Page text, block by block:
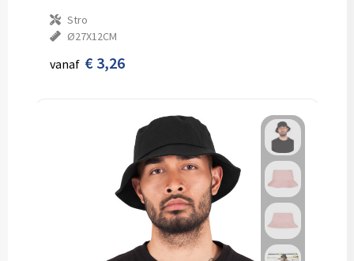
Stro
Ø27X12CM
vanaf € 3,26